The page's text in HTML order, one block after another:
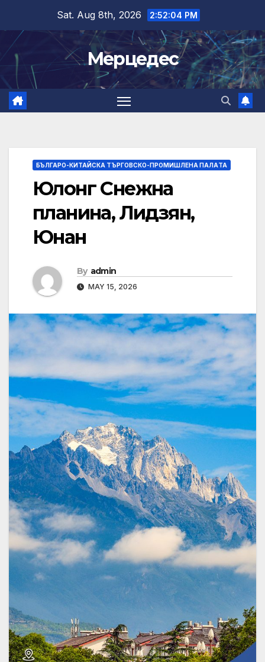
content
Sat. Aug 8th, 2026 2:52:05 PM
Мерцедес
БЪЛГАРО-КИТАЙСКА ТЪРГОВСКО-ПРОМИШЛЕНА ПАЛAТА
Юлонг Снежна
планина, Лидзян,
Юнан
By admin
MAY 15, 2026